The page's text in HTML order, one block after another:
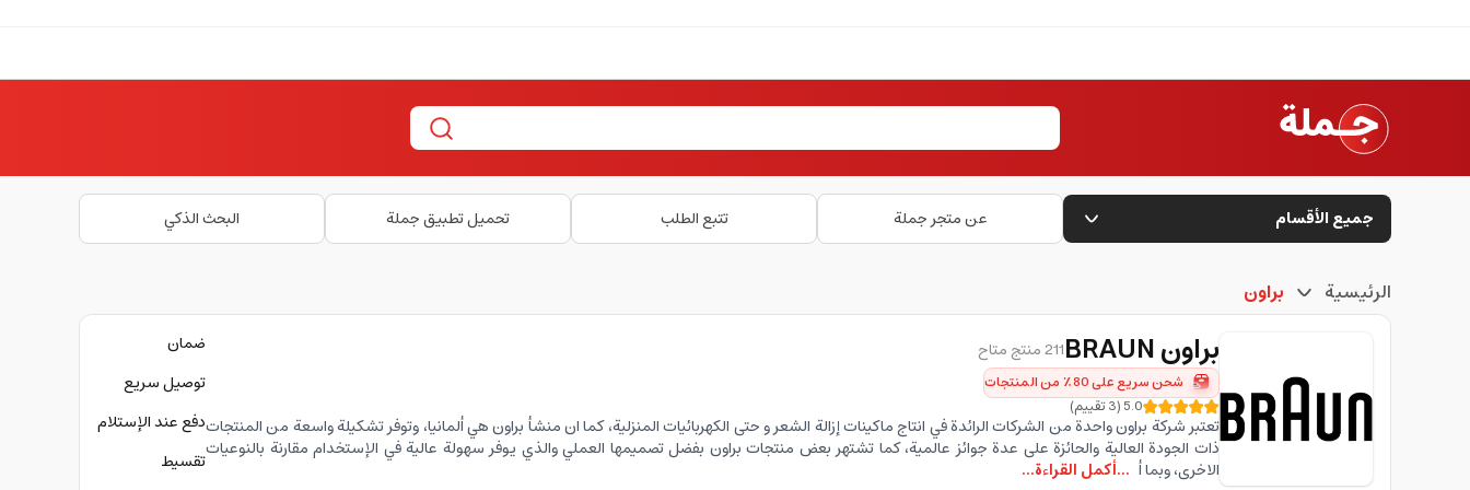
جميع الأقسام عن متجر جملة تتبع الطلب تحميل تطبيق جملة البحث الذكي
الرئيسية براون
براونBRAUN211 منتج متاح
شحن سريع على 80٪ من المنتجات
5.0
(
3تقييم)
تعتبر شركة براون واحدة من الشركات الرائدة في انتاج ماكينات إزالة الشعر و حتى الكهربائيات المنزلية، كما ان منشأ براون هي ألمانيا، وتوفر تشكيلة واسعة من المنتجات
ذات الجودة العالية والحائزة على عدة جوائز عالمية، كما تشتهر بعض منتجات براون بفضل تصميمها العملي والذي يوفر سهولة عالية في الإستخدام مقارنة بالنوعيات
الاخرى، وبما أ ...أكمل القراءة...
ضمان
توصيل سريع
دفع عند الإستلام
تقسيط